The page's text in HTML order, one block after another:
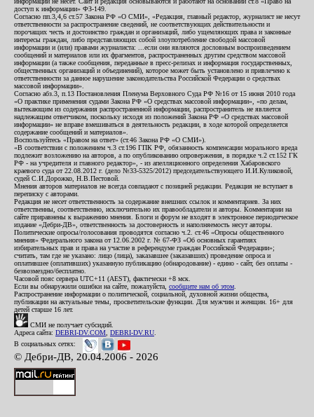
доступ к информации» ФЗ-149.
Согласно пп.3,4,6 ст.57 Закона РФ «О СМИ», «Редакция, главный редактор, журналист не несут
ответственности за распространение сведений, не соответствующих действительности и
порочащих честь и достоинство граждан и организаций, либо ущемляющих права и законные
интересы граждан, либо представляющих собой злоупотребление свободой массовой
информации и (или) правами журналиста: ...если они являются дословным воспроизведением
сообщений и материалов или их фрагментов, распространенных другим средством массовой
информации (а также сообщения, переданные в пресс-релизах и информация государственных,
общественных организаций и объединений), которое может быть установлено и привлечено к
ответственности за данное нарушение законодательства Российской Федерации о средствах
массовой информации».
Согласно абз.3, п.13 Постановления Пленума Верховного Суда РФ №16 от 15 июня 2010 года
«О практике применения судами Закона РФ «О средствах массовой информации», «по делам,
вытекающим из содержания распространенной информации, распространитель не является
надлежащим ответчиком, поскольку исходя из положений Закона РФ «О средствах массовой
информации» не вправе вмешиваться в деятельность редакции, в ходе которой определяется
содержание сообщений и материалов».
Воспользуйтесь «Правом на ответ» (ст.46 Закона РФ «О СМИ»).
«В соответствии с положением ч.3 ст.196 ГПК РФ, обязанность компенсации морального вреда
подлежит возложению на авторов, а по опубликованию опровержения, в порядке ч.2 ст.152 ГК
РФ - на учредителя и главного редактор», - из апелляционного определения Хабаровского
краевого суда от 22.08.2012 г. (дело №33-5325/2012) председательствующего И.И.Куликовой,
судей С.И.Дорожко, Н.В.Пестовой.
Мнения авторов материалов не всегда совпадают с позицией редакции. Редакция не вступает в
переписку с авторами.
Редакция не несет ответственность за содержание внешних ссылок и комментариев. За них
ответственны, соответственно, исключительно их правообладатели и авторы. Комментарии на
сайте приравнены к выражению мнения. Блоги и форум не входят в электронное периодическое
издание «Дебри-ДВ», ответственность за достоверность и наполняемость несут авторы.
Политические опросы/голосования проводятся согласно ч.2. ст.46 «Опросы общественного
мнения» Федерального закона от 12.06.2002 г. № 67-ФЗ «Об основных гарантиях
избирательных прав и права на участие в референдуме граждан Российской Федерации»;
считать, там где не указано: лицо (лица), заказавшее (заказавших) проведение опроса и
оплатившее (оплативших) указанную публикацию (обнародование) - едино - сайт, без оплаты -
безвозмездно/бесплатно.
Часовой пояс сервера UTC+11 (AEST), фактически +8 мск.
Если вы обнаружили ошибки на сайте, пожалуйста, сообщите нам об этом
Распространение информации о политической, социальной, духовной жизни общества,
публикации на актуальные темы, просветительские функции. Для мужчин и женщин. 16+ для
детей старше 16 лет.
СМИ не получает субсидий.
Адреса сайта: DEBRI-DV.COM DEBRI-DV.RU
В социальных сетях:
© Дебри-ДВ, 20.04.2006 - 2026